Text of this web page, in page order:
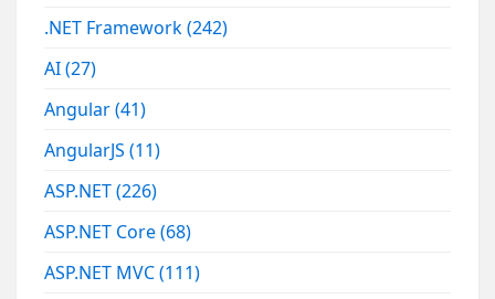
.NET Framework(242)
AI(27)
Angular(41)
AngularJS(11)
ASP.NET(226)
ASP.NET Core(68)
ASP.NET MVC(111)